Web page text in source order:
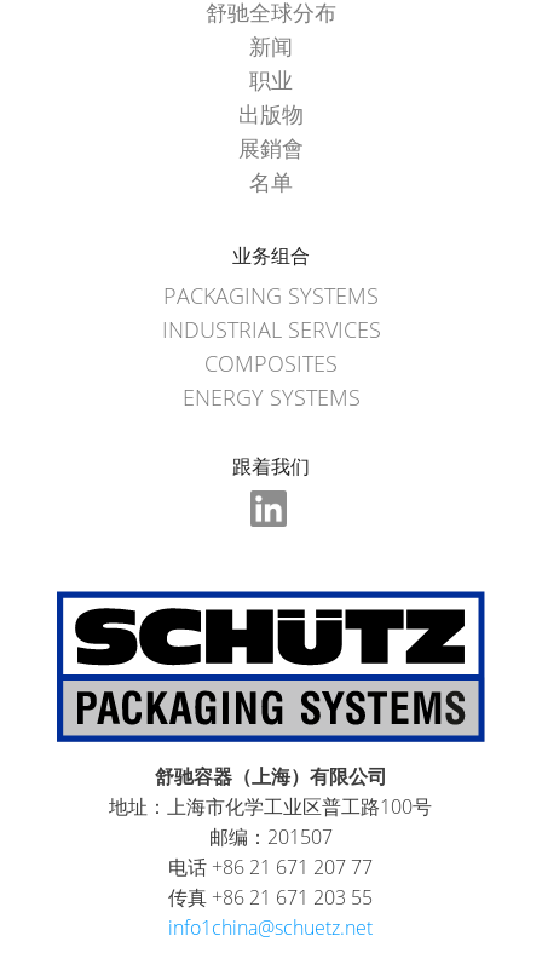
舒驰全球分布
新闻
职业
出版物
展銷會
名单
业务组合
PACKAGING SYSTEMS
INDUSTRIAL SERVICES
COMPOSITES
ENERGY SYSTEMS
跟着我们
舒驰容器（上海）有限公司
地址：上海市化学工业区普工路100号
邮编：201507
电话 +86 21 671 207 77
传真 +86 21 671 203 55
info1china@schuetz.net